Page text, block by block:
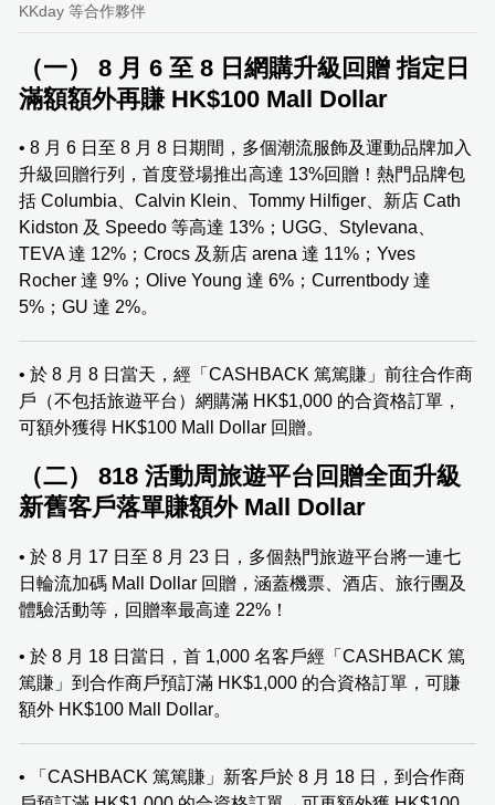
KKday 等合作夥伴
（一） 8 月 6 至 8 日網購升級回贈 指定日
滿額額外再賺 HK$100 Mall Dollar
• 8 月 6 日至 8 月 8 日期間，多個潮流服飾及運動品牌加入
升級回贈行列，首度登場推出高達 13%回贈！熱門品牌包
括 Columbia、Calvin Klein、Tommy Hilfiger、新店 Cath
Kidston 及 Speedo 等高達 13%；UGG、Stylevana、
TEVA 達 12%；Crocs 及新店 arena 達 11%；Yves
Rocher 達 9%；Olive Young 達 6%；Currentbody 達
5%；GU 達 2%。
• 於 8 月 8 日當天，經「CASHBACK 篤篤賺」前往合作商
戶（不包括旅遊平台）網購滿 HK$1,000 的合資格訂單，
可額外獲得 HK$100 Mall Dollar 回贈。
（二） 818 活動周旅遊平台回贈全面升級
新舊客戶落單賺額外 Mall Dollar
• 於 8 月 17 日至 8 月 23 日，多個熱門旅遊平台將一連七
日輪流加碼 Mall Dollar 回贈，涵蓋機票、酒店、旅行團及
體驗活動等，回贈率最高達 22%！
• 於 8 月 18 日當日，首 1,000 名客戶經「CASHBACK 篤
篤賺」到合作商戶預訂滿 HK$1,000 的合資格訂單，可賺
額外 HK$100 Mall Dollar。
• 「CASHBACK 篤篤賺」新客戶於 8 月 18 日，到合作商